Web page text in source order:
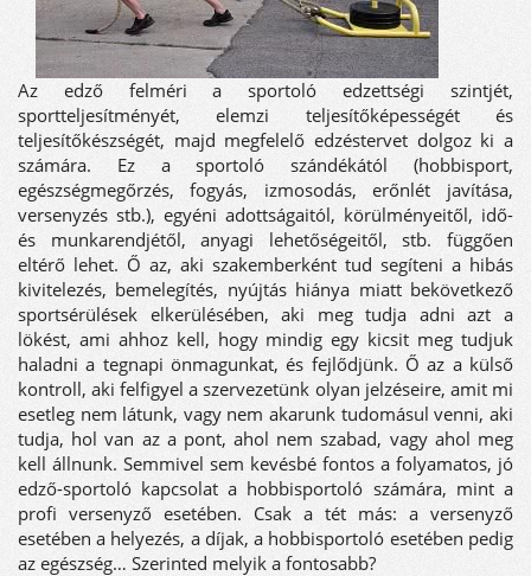
Az edző felméri a sportoló edzettségi szintjét,
sportteljesítményét, elemzi teljesítőképességét és
teljesítőkészségét, majd megfelelő edzéstervet dolgoz ki a
számára. Ez a sportoló szándékától (hobbisport,
egészségmegőrzés, fogyás, izmosodás, erőnlét javítása,
versenyzés stb.), egyéni adottságaitól, körülményeitől, idő-
és munkarendjétől, anyagi lehetőségeitől, stb. függően
eltérő lehet. Ő az, aki szakemberként tud segíteni a hibás
kivitelezés, bemelegítés, nyújtás hiánya miatt bekövetkező
sportsérülések elkerülésében, aki meg tudja adni azt a
lökést, ami ahhoz kell, hogy mindig egy kicsit meg tudjuk
haladni a tegnapi önmagunkat, és fejlődjünk. Ő az a külső
kontroll, aki felfigyel a szervezetünk olyan jelzéseire, amit mi
esetleg nem látunk, vagy nem akarunk tudomásul venni, aki
tudja, hol van az a pont, ahol nem szabad, vagy ahol meg
kell állnunk. Semmivel sem kevésbé fontos a folyamatos, jó
edző-sportoló kapcsolat a hobbisportoló számára, mint a
profi versenyző esetében. Csak a tét más: a versenyző
esetében a helyezés, a díjak, a hobbisportoló esetében pedig
az egészség… Szerinted melyik a fontosabb?